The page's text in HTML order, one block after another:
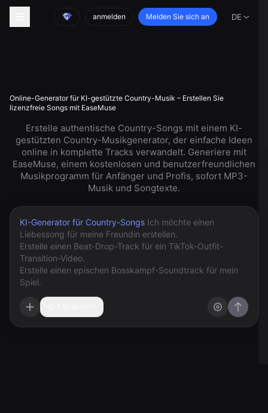
anmelden Melden Sie sich an DE
Online-Generator für KI-gestützte Country-Musik – Erstellen Sie
lizenzfreie Songs mit EaseMuse
Erstelle authentische Country-Songs mit einem KI-
gestützten Country-Musikgenerator, der einfache Ideen
online in komplette Tracks verwandelt. Generiere mit
EaseMuse, einem kostenlosen und benutzerfreundlichen
Musikprogramm für Anfänger und Profis, sofort MP3-
Musik und Songtexte.
KI-Generator für Country-Songs